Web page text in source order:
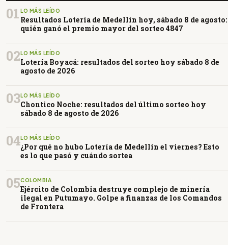
01 LO MÁS LEÍDO
Resultados Lotería de Medellín hoy, sábado 8 de agosto:
quién ganó el premio mayor del sorteo 4847
02LO MÁS LEÍDO
Lotería Boyacá: resultados del sorteo hoy sábado 8 de
agosto de 2026
03LO MÁS LEÍDO
Chontico Noche: resultados del último sorteo hoy
sábado 8 de agosto de 2026
04LO MÁS LEÍDO
¿Por qué no hubo Lotería de Medellín el viernes? Esto
es lo que pasó y cuándo sortea
05COLOMBIA
Ejército de Colombia destruye complejo de minería
ilegal en Putumayo. Golpe a finanzas de los Comandos
de Frontera